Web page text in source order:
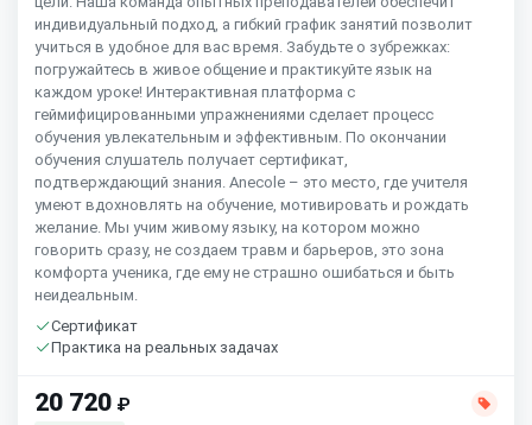
индивидуальный подход, а гибкий график занятий позволит
учиться в удобное для вас время. Забудьте о зубрежках:
погружайтесь в живое общение и практикуйте язык на
каждом уроке! Интерактивная платформа с
геймифицированными упражнениями сделает процесс
обучения увлекательным и эффективным. По окончании
обучения слушатель получает сертификат,
подтверждающий знания. Anecole – это место, где учителя
умеют вдохновлять на обучение, мотивировать и рождать
желание. Мы учим живому языку, на котором можно
говорить сразу, не создаем травм и барьеров, это зона
комфорта ученика, где ему не страшно ошибаться и быть
неидеальным.
Сертификат
Практика на реальных задачах
20 720 ₽